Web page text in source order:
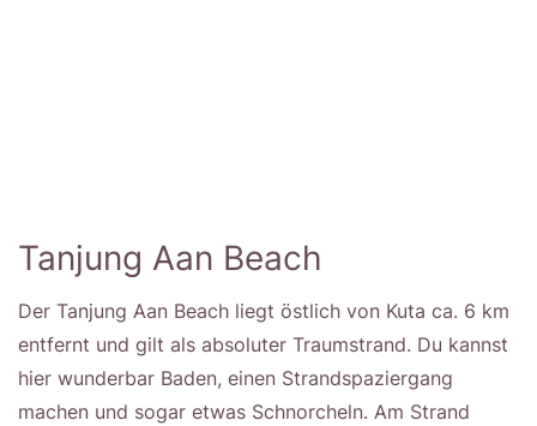
Tanjung Aan Beach
Der Tanjung Aan Beach liegt östlich von Kuta ca. 6 km
entfernt und gilt als absoluter Traumstrand. Du kannst
hier wunderbar Baden, einen Strandspaziergang
machen und sogar etwas Schnorcheln. Am Strand